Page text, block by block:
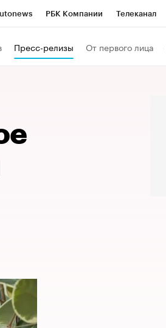
РБК Компании Телеканал
Пресс-релизы От первого лица